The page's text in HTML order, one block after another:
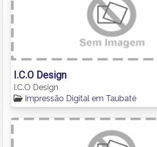
I.C.O Design
I.C.O Design
Impressão Digital em Taubaté